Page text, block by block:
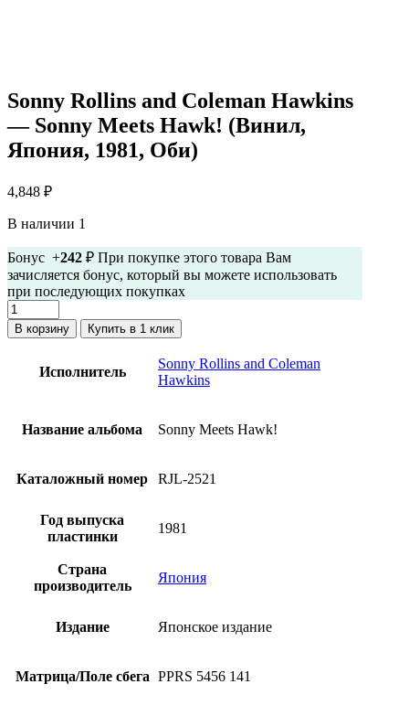
Sonny Rollins and Coleman Hawkins
— Sonny Meets Hawk! (Винил,
Япония, 1981, Оби)
4,848 ₽
В наличии 1
Бонус +242 ₽ При покупке этого товара Вам
зачисляется бонус, который вы можете использовать
при последующих покупках
Количество
товара
Sonny
Sonny
Hawk!
(Винил,
В корзину Купить в 1 клик
Исполнитель
Sonny Rollins and Coleman
Hawkins
Название альбома Sonny Meets Hawk!
Каталожный номер RJL-2521
Год выпуска
пластинки
1981
Страна
производитель
Япония
Издание Японское издание
Матрица/Поле сбега PPRS 5456 141